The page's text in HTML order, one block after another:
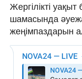
Жергілікті
шамасында
жеңімпаздарын